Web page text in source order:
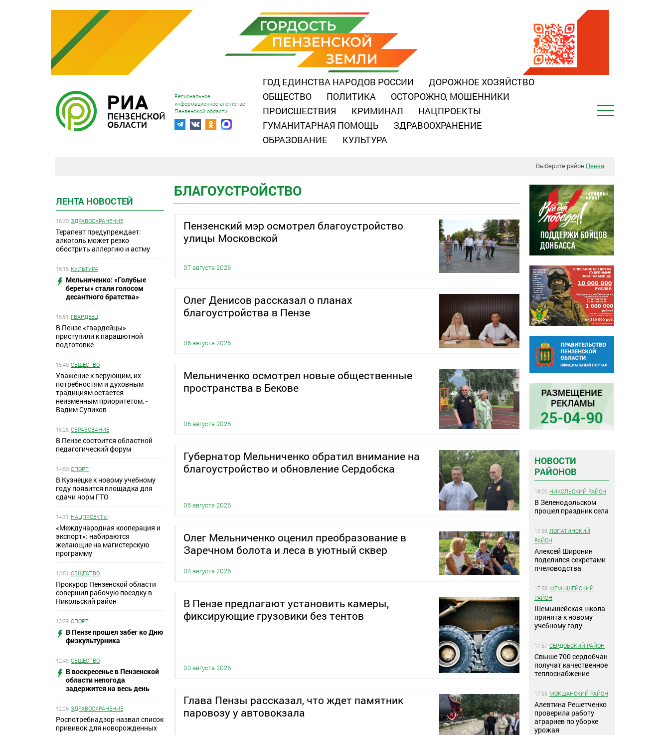
Региональное
информационное агентство
Пензенской области
ГОД ЕДИНСТВА НАРОДОВ РОССИИ
ДОРОЖНОЕ ХОЗЯЙСТВО
ОБЩЕСТВО
ПОЛИТИКА
ОСТОРОЖНО, МОШЕННИКИ
ПРОИСШЕСТВИЯ
КРИМИНАЛ
НАЦПРОЕКТЫ
ГУМАНИТАРНАЯ ПОМОЩЬ
ЗДРАВООХРАНЕНИЕ
ОБРАЗОВАНИЕ
КУЛЬТУРА
Выберите район Пенза
ЛЕНТА НОВОСТЕЙ
16:30 ЗДРАВООХРАНЕНИЕ
Терапевт предупреждает:
алкоголь может резко
обострить аллергию и астму
16:15 КУЛЬТУРА
Мельниченко: «Голубые
береты» стали голосом
десантного братства»
15:51 ГВАРДЕЕЦ
В Пензе «гвардейцы»
приступили к парашютной
подготовке
15:40 ОБЩЕСТВО
Уважение к верующим, их
потребностям и духовным
традициям остается
неизменным приоритетом, -
Вадим Супиков
15:25 ОБРАЗОВАНИЕ
В Пензе состоится областной
педагогический форум
14:50 СПОРТ
В Кузнецке к новому учебному
году появится площадка для
сдачи норм ГТО
14:31 НАЦПРОЕКТЫ
«Международная кооперация и
экспорт»: набираются
желающие на магистерскую
программу
13:51 ОБЩЕСТВО
Прокурор Пензенской области
совершил рабочую поездку в
Никольский район
13:39 СПОРТ
В Пензе прошел забег ко Дню
физкультурника
12:49 ОБЩЕСТВО
В воскресенье в Пензенской
области непогода
задержится на весь день
12:26 ЗДРАВООХРАНЕНИЕ
Роспотребнадзор назвал список
прививок для новорожденных
БЛАГОУСТРОЙСТВО
Пензенский мэр осмотрел благоустройство
улицы Московской
07 августа 2026
Олег Денисов рассказал о планах
благоустройства в Пензе
06 августа 2026
Мельниченко осмотрел новые общественные
пространства в Бекове
06 августа 2026
Губернатор Мельниченко обратил внимание на
благоустройство и обновление Сердобска
05 августа 2026
Олег Мельниченко оценил преобразование в
Заречном болота и леса в уютный сквер
04 августа 2026
В Пензе предлагают установить камеры,
фиксирующие грузовики без тентов
03 августа 2026
Глава Пензы рассказал, что ждет памятник
паровозу у автовокзала
НОВОСТИ
РАЙОНОВ
18:00 НИКОЛЬСКИЙ РАЙОН
В Зеленодольском
прошел праздник села
17:59 ЛОПАТИНСКИЙ
РАЙОН
Алексей Широнин
поделился секретами
пчеловодства
17:58 ШЕМЫШЕЙСКИЙ
РАЙОН
Шемышейская школа
принята к новому
учебному году
17:57 СЕРДОБСКИЙ РАЙОН
Свыше 700 сердобчан
получат качественное
теплоснабжение
17:56 МОКШАНСКИЙ РАЙОН
Алевтина Решетченко
проверила работу
аграриев по уборке
урожая